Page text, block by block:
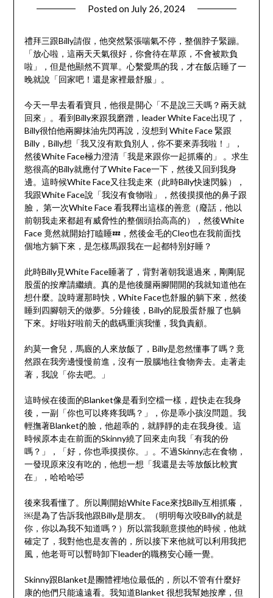
Posted on July 26, 2024
禮拜三跟Billy請假，他突然緊張喘氣不停，整個脖子緊蹦。
「放心啦，這兩天天氣很好，你會待在草原，不會被欺負
啦」，但是他顯然不買單。心繫愛馬的我，才在飯店睡了一
晚就說「回家吧！還是家裡最舒服」。
今天一早去看看寶貝，他很是開心「不是說三天嗎？兩天就
回來」。看到Billy來跟我磨蹭，leader White Face出現了，
Billy很怕他兩腳抹油先閃再說，沒想到 White Face 緊跟
Billy，Billy想「我又沒有欺負別人，你不要來弄我啦！」，
然後White Face極力澄清「我是來跟你一起抓癢的」 。求生
慾很高的Billy就應付了White Face一下，然後又回到我身
邊。這時候White Face又往我走來（此時Billy快速閃躲），
我跟White Face說「我沒有食物啦」，然後摸摸他的鼻子跟
臉， 第一次White Face 看我釋出這樣的善意（廢話，他以
前朝我走來都超有威脅性的整個頭抬高高的），然後White
Face 竟然就開始打瞌睡💤，然後金毛的Cleo也在我前面找
個地方躺下來，是怎樣馬跟我在一起都特別好睡？
此時Billy見White Face睡著了，背對著朝我退過來，剛剛屁
股蛋的按摩請繼續。真的是他後腿兩腳開開的我就知道他在
想什麼。說時遲那時快，White Face也舒服的躺下來，然後
睡到四腳朝天的做夢。5分鐘後，Billy的屁股蛋舒服了也躺
下來。好啦好啦前天的戲碼重演我懂，我負責顧。
約莫一會兒，馬廄的人來放飯了，Billy是忽然懂事了嗎？竟
然跟在我旁邊慢慢前進，沒有一股腦地往食物奔去。走著走
著，我說「你去吧。」
這時候在後面的Blanket像是看到空檔一樣，趕快走在我身
後，一副「你也可以疼疼我嗎？」，你是乖小孩沒問題。我
輕撫著Blanket的臉，他超乖的，就靜靜的走在我身後。這
時候原本走在前面的Skinny繞了回來走向我「有我的份
嗎？」，「好，你也乖摸摸你。」。不過Skinny志在食物，
一發現原來沒有吃的，他想一想「我還是去等放飯比較實
在」，哈哈哈🤣
後來我看懂了。所以剛開始White Face來找Billy互相抓癢，
￼是為了告訴我他跟Billy是朋友。（明明每次咬Billy的就是
你，你以為我不知道嗎？）所以當我願意摸他的時候，他就
確定了，我對他也是友善的，所以接下來他就可以利用我把
風，他老哥可以暫時卸下leader的職務安心睡一覺。
Skinny跟Blanket是團體裡地位最低的，所以不管有什麼好
康的他們只能遠遠看。我知道Blanket 很想我幫她按摩，但